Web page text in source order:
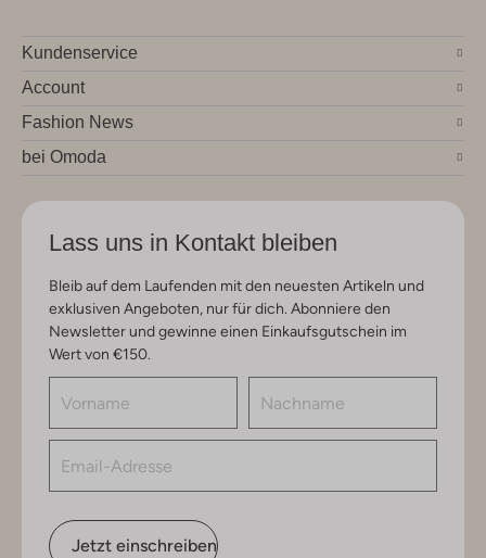
Kundenservice
Account
Fashion News
bei Omoda
Lass uns in Kontakt bleiben
Bleib auf dem Laufenden mit den neuesten Artikeln und
exklusiven Angeboten, nur für dich. Abonniere den
Newsletter und gewinne einen Einkaufsgutschein im
Wert von €150.
Jetzt einschreiben